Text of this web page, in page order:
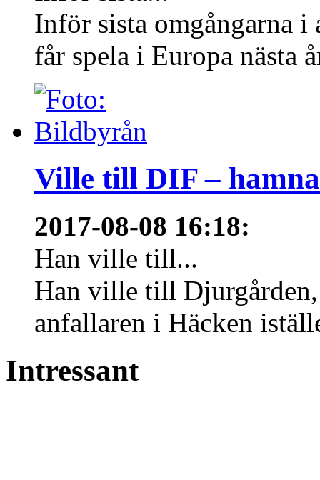
Inför sista omgångarna
får spela i Europa nästa
Ville till DIF –
2017-08-08 16:18:
Han ville till...
Han ville till Djurgården,
anfallaren i Häcken
Intressant